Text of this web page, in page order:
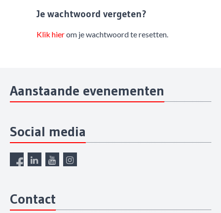
Je wachtwoord vergeten?
Klik hierom je wachtwoord te resetten.
Aanstaande evenementen
Social media
Contact